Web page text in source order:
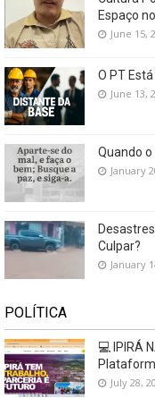
Espaço
June 15,
O PT
June 13,
Quando o
January
Culpar?
January
POLÍTICA
💻 IPIRÁ
July 28,